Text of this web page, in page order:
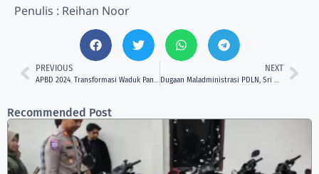
Penulis : Reihan Noor
PREVIOUS
APBD 2024. Transformasi Waduk Panji Sukarame
NEXT
Dugaan Maladministrasi PDLN, Sri Wahyuni Tetap Diam!
Recommended Post